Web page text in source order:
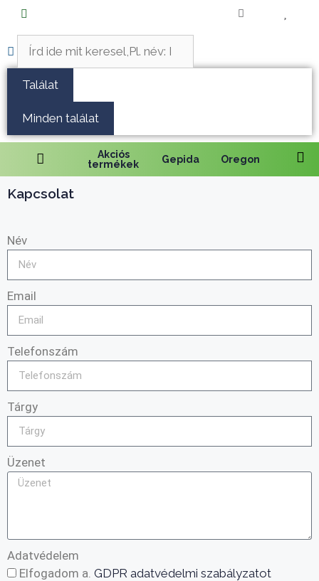
Fűnyírás
Vágás és fűrészelés
Akkumulátoros termékek
Talajápolás és tisztítás
Alkatrészek
Védőfelszerelés
Tartozékok és kiegészítők
Találat
Minden találat
Akciós
termékek
Gepida Oregon
Kapcsolat
Név
Email
Telefonszám
Tárgy
Üzenet
Adatvédelem
Elfogadom a. GDPR adatvédelmi szabályzatot